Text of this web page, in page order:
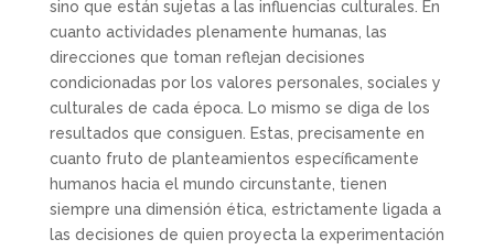
sino que están sujetas a las influencias culturales. En
cuanto actividades plenamente humanas, las
direcciones que toman reflejan decisiones
condicionadas por los valores personales, sociales y
culturales de cada época. Lo mismo se diga de los
resultados que consiguen. Estas, precisamente en
cuanto fruto de planteamientos específicamente
humanos hacia el mundo circunstante, tienen
siempre una dimensión ética, estrictamente ligada a
las decisiones de quien proyecta la experimentación